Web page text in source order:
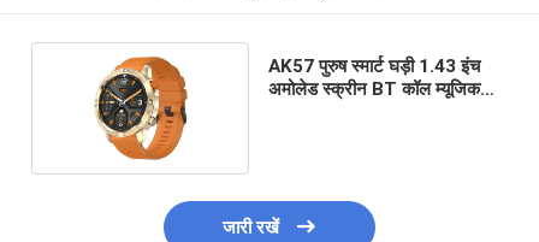
AK57 पुरुष स्मार्ट घड़ी 1.43 इंच
अमोलेड स्क्रीन BT कॉल म्यूजिक
जारी रखें